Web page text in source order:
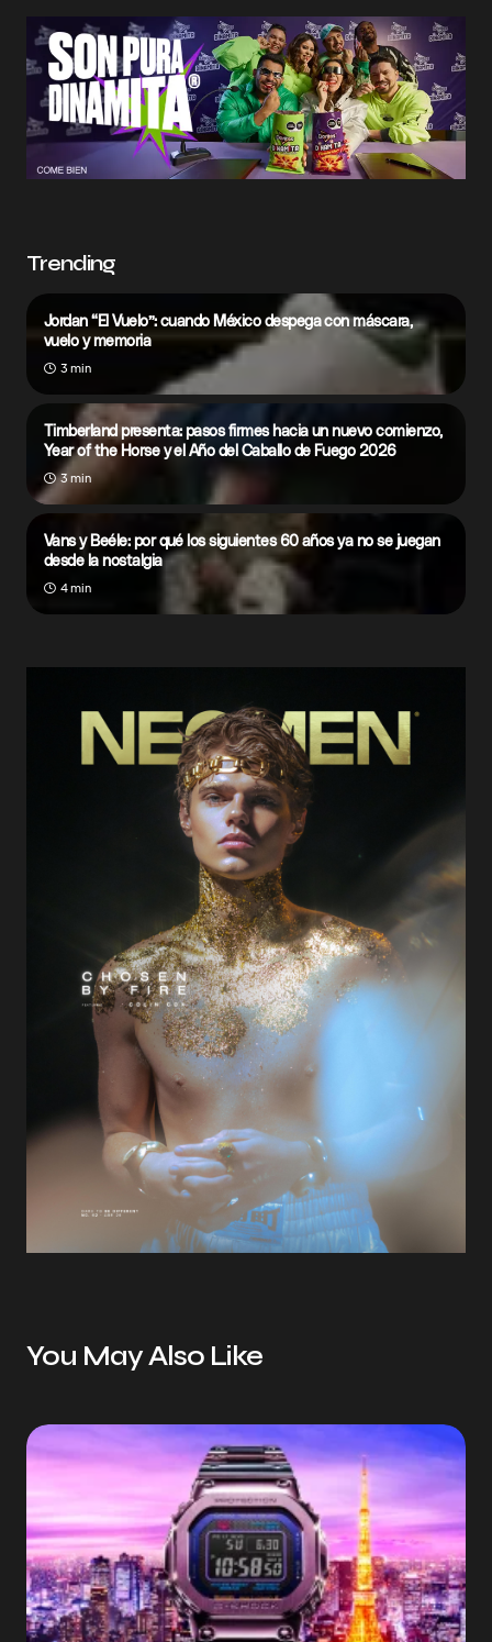
Trending
Jordan “El Vuelo”: cuando México despega con máscara,
vuelo y memoria
3 min
Timberland presenta: pasos firmes hacia un nuevo comienzo,
Year of the Horse y el Año del Caballo de Fuego 2026
3 min
Vans y Beéle: por qué los siguientes 60 años ya no se juegan
desde la nostalgia
4 min
You May Also Like